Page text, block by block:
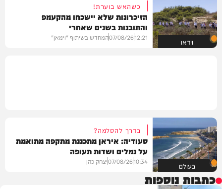
וידאו
כשהאש בוערת!
הזיכרונות שלא יישכחו מהקעמפ
והתובנות בשנים שאחרי
12:21
07/08/26המחדש בשיתוף "וימאן"
בעולם
בדרך להסלמה?
סעודיה: איראן מתכננת מתקפה מתואמת
על נמלים ושדות תעופה
10:34
07/08/26יצחק כהן
כתבות נוספות